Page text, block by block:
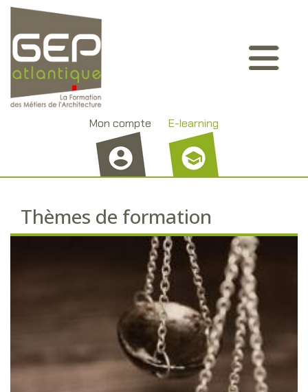
Aller
contenu
principal
Mon compte E-learning
Thèmes de formation
Panneau de gestion des cookies